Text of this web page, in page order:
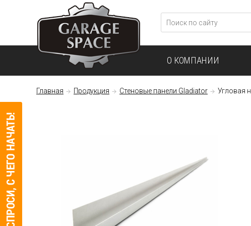
О КОМПАНИИ
Главная Продукция Стеновые панели Gladiator Угловая